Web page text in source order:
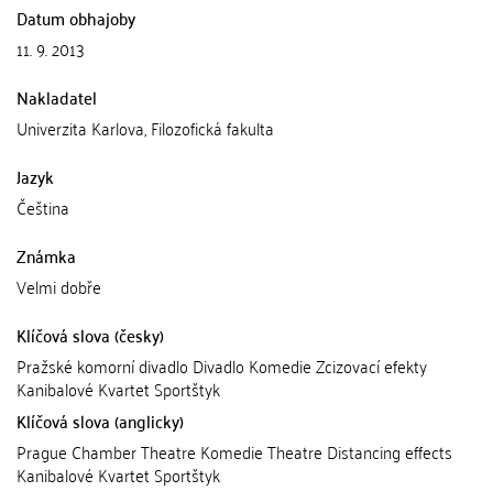
Datum obhajoby
11. 9. 2013
Nakladatel
Univerzita Karlova, Filozofická fakulta
Jazyk
Čeština
Známka
Velmi dobře
Klíčová slova (česky)
Pražské komorní divadlo Divadlo Komedie Zcizovací efekty
Kanibalové Kvartet Sportštyk
Klíčová slova (anglicky)
Prague Chamber Theatre Komedie Theatre Distancing effects
Kanibalové Kvartet Sportštyk